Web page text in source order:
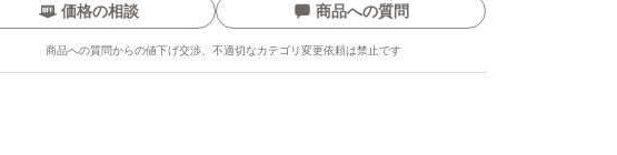
含む)
価格の相談 商品への質問
商品への質問からの値下げ交渉、不適切なカテゴリ変更依頼は禁止です